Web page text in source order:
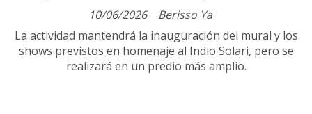
Berisso Ya
10/06/2026
La actividad mantendrá la inauguración del mural y los
shows previstos en homenaje al Indio Solari, pero se
realizará en un predio más amplio.